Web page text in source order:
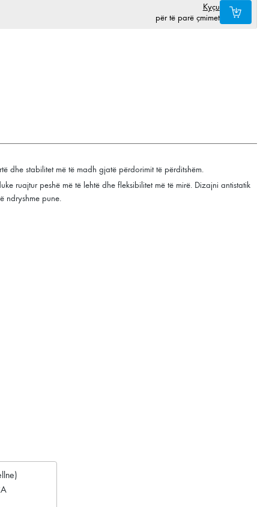
Kyçu
për të parë çmimet
dhe stabilitet më të madh gjatë përdorimit të përditshëm.
ruajtur peshë më të lehtë dhe fleksibilitet më të mirë. Dizajni antistatik
ndryshme pune.